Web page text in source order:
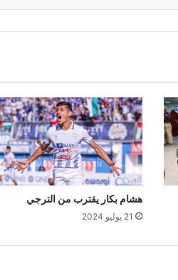
هشام بكار يقترب من الترجي
21 يوليو 2024